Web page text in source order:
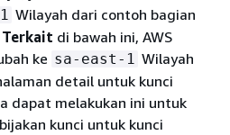
Wilayah dari contoh bagian
di bawah ini, AWS
ke sa-east-1 Wilayah
detail untuk kunci
dapat melakukan ini untuk
kunci untuk kunci